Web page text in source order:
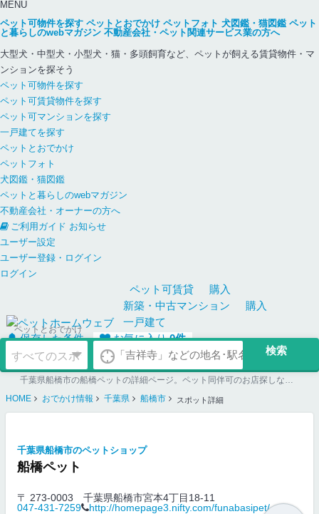
MENU
ペット可物件を探す ペットとおでかけ ペットフォト 犬図鑑・猫図鑑 ペット
と暮らしのwebマガジン 不動産会社・ペット関連サービス業の方へ
大型犬・中型犬・小型犬・猫・多頭飼育など、ペットが飼える賃貸物件・マ
ンションを探そう
ペット可物件を探す
ペット可賃貸物件を探す
ペット可マンションを探す
一戸建てを探す
ペットとおでかけ
ペットフォト
犬図鑑・猫図鑑
ペットと暮らしのwebマガジン
不動産会社・オーナーの方へ
ご利用ガイド お知らせ
ユーザー設定
ユーザー登録・ログイン
ログイン
ペット可賃貸
購入
新築・中古マンション
購入
一戸建て
保存した条件
お気に入り0件
ペットとおでかけ
千葉県船橋市の船橋ペットの詳細ページ。ペット同伴可のお店探しならペットホームウェブ。ペット可賃貸のお部屋探し、ペット可マンション購入のご検討時にもご利用ください。
HOME
おでかけ情報 千葉県 船橋市 スポット詳細
千葉県船橋市のペットショップ
船橋ペット
〒 273-0003
千葉県船橋市宮本4丁目18-11
047-431-7259
http://homepage3.nifty.com/funabasipet/